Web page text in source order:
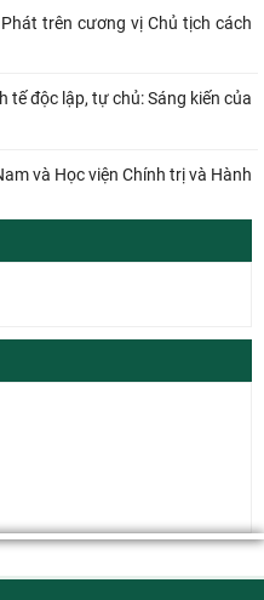
trên cương vị Chủ tịch cách
tế độc lập, tự chủ: Sáng kiến của
và Học viện Chính trị và Hành
Chi bộ Viện Nhà nước và Pháp
nghĩa xã hội – quan điểm của
thống ở Việt Nam – Công